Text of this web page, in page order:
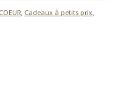
Cadeaux à petits prix